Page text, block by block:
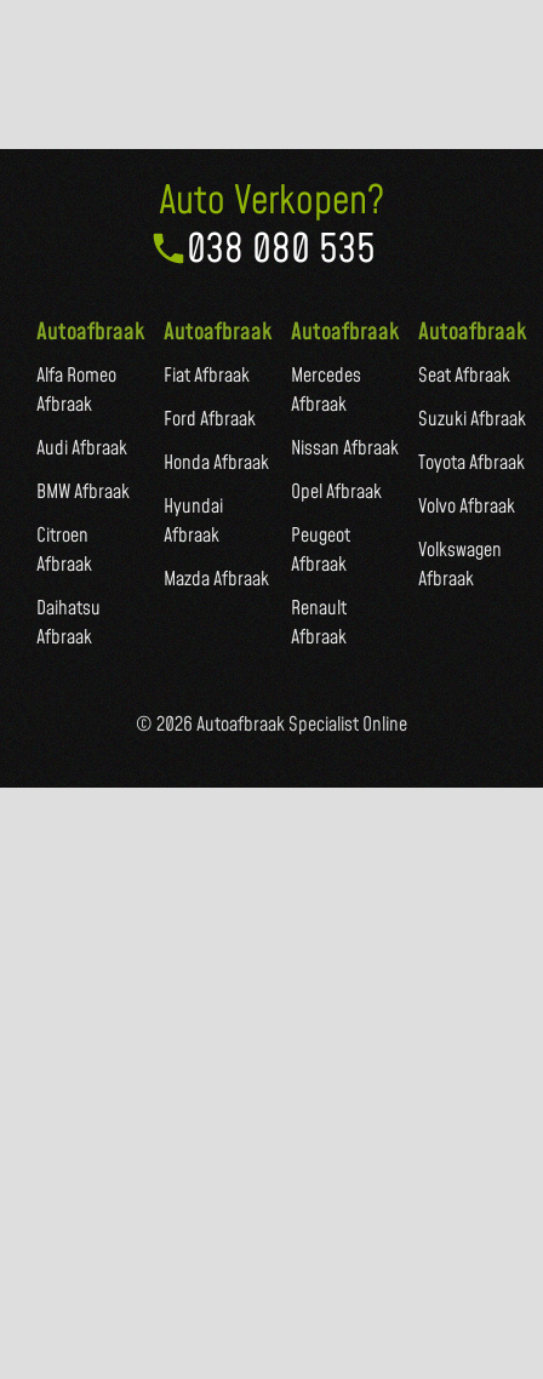
Auto Verkopen?
038 080 535
Autoafbraak
Alfa Romeo
Afbraak
Audi Afbraak
BMW Afbraak
Citroen
Afbraak
Daihatsu
Afbraak
Autoafbraak
Fiat Afbraak
Ford Afbraak
Honda Afbraak
Hyundai
Afbraak
Mazda Afbraak
Autoafbraak
Mercedes
Afbraak
Nissan Afbraak
Opel Afbraak
Peugeot
Afbraak
Renault
Afbraak
Autoafbraak
Seat Afbraak
Suzuki Afbraak
Toyota Afbraak
Volvo Afbraak
Volkswagen
Afbraak
© 2026 Autoafbraak Specialist Online